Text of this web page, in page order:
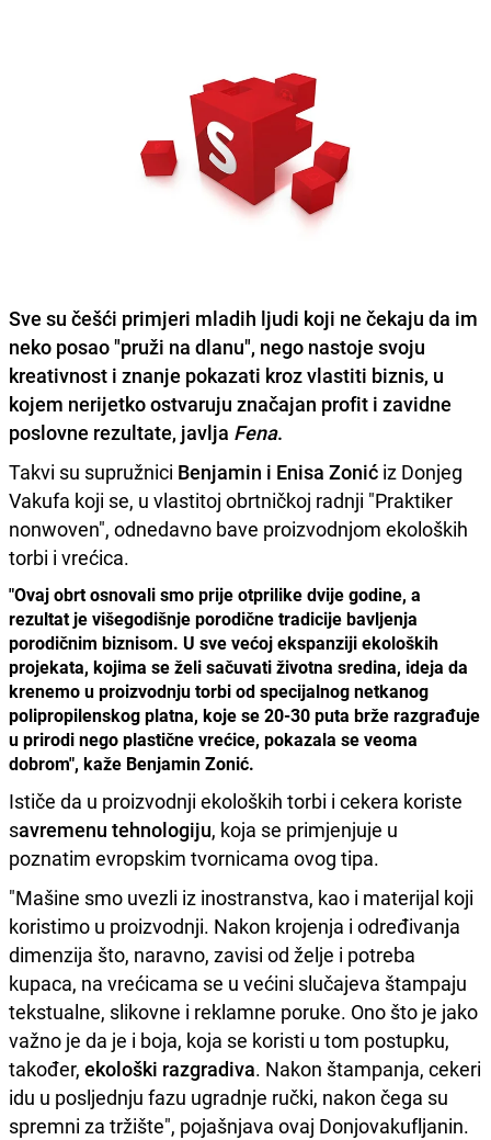
Sve su češći primjeri mladih ljudi koji ne čekaju da im
neko posao "pruži na dlanu", nego nastoje svoju
kreativnost i znanje pokazati krozvlastiti biznis, u
kojem nerijetko ostvaruju značajan profit i zavidne
poslovne rezultate, javlja Fena.
Takvi su supružnici Benjamin i Enisa Zonić iz Donjeg
Vakufa koji se, u vlastitoj obrtničkoj radnji "Praktiker
nonwoven", odnedavno bave proizvodnjom ekoloških
torbi i vrećica.
"Ovaj obrt osnovali smo prije otprilike dvije godine, a
rezultat je višegodišnje porodične tradicije bavljenja
porodičnim biznisom. U sve većoj ekspanziji ekoloških
projekata, kojima se želi sačuvati životna sredina, ideja da
krenemo u proizvodnju torbi od specijalnog netkanog
polipropilenskog platna, koje se 20-30 puta brže razgrađuje
u prirodi nego plastične vrećice, pokazala se veoma
dobrom", kaže Benjamin Zonić.
Ističe da u proizvodnji ekoloških torbi i cekera koriste
savremenu tehnologiju, koja se primjenjuje u
poznatim evropskim tvornicama ovog tipa.
"Mašine smo uvezli iz inostranstva, kao i materijal koji
koristimo u proizvodnji. Nakon krojenja i određivanja
dimenzija što, naravno, zavisi od želje i potreba
kupaca, na vrećicama se u većini slučajeva štampaju
tekstualne, slikovne i reklamne poruke. Ono što je jako
važno je da je i boja, koja se koristi u tom postupku,
također, ekološki razgradiva. Nakon štampanja, cekeri
idu u posljednju fazu ugradnje ručki, nakon čega su
spremni za tržište", pojašnjava ovaj Donjovakufljanin.